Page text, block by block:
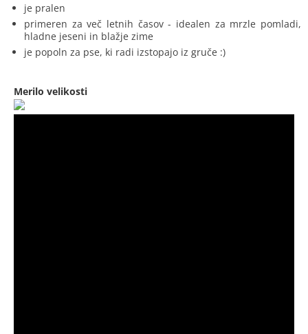
je pralen
primeren za več letnih časov - idealen za mrzle pomladi,
hladne jeseni in blažje zime
je popoln za pse, ki radi izstopajo iz gruče :)
Merilo velikosti